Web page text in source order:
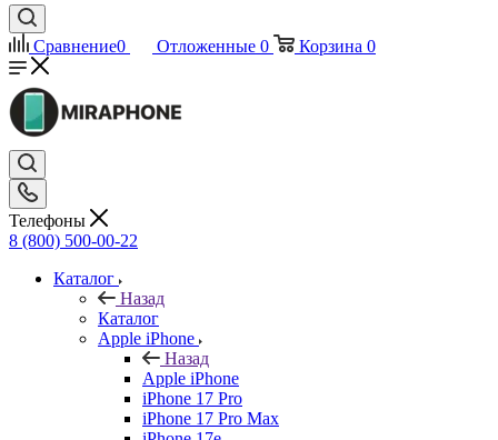
Сравнение0 Отложенные 0 Корзина 0
Телефоны
8 (800) 500-00-22
Каталог
Назад
Каталог
Apple iPhone
Назад
Apple iPhone
iPhone 17 Pro
iPhone 17 Pro Max